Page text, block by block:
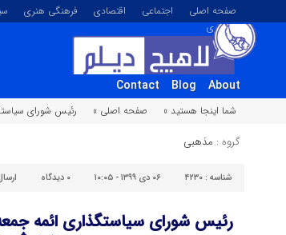
صفحه اصلی اجتماعی اقتصادی فرهنگی هنری
تصویری
About
Blog
Contact
شما اینجا هستید »
صفحه اصلی » رئیس شورای
گروه : مذهبی
شناسه : ۴۲۳۰ ۰۶ دی ۱۳۹۹ - ۱۰:۰۵ ۰ دیدگاه
رئیس شورای سیاستگذاری ائمه